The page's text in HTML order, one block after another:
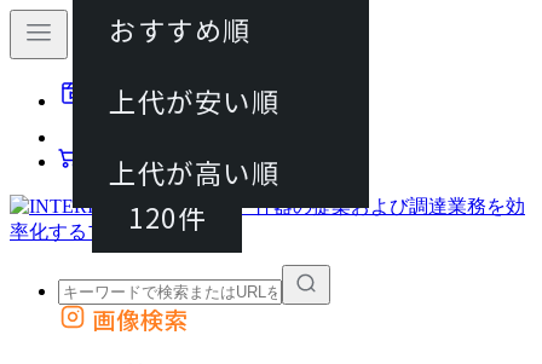
動画マニュアル
カート
外部サイトの商品をカートに追加
画像検索
120件
おすすめ順
上代が安い順
上代が高い順